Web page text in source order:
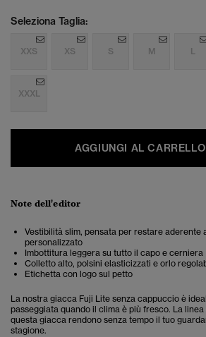
Seleziona Taglia:
XXS XS S M L
XXXL
AGGIUNGI AL CARRELLO
Note dell'editor
Vestibilità slim, pensata per restare aderente
personalizzato
Imbottitura leggera su tutto il capo e cerniera
Colletto alto, polsini elasticizzati e orlo
Etichetta con logo sul petto
La nostra giacca Fuji Lite senza cappuccio è
passeggiata quando il clima è più fresco. La
questa giacca rendono senza tempo il tuo
stagione.